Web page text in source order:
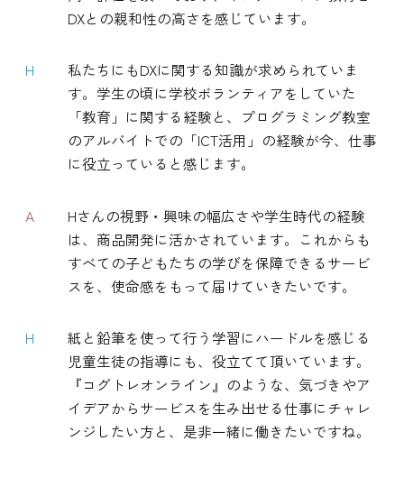
DXとの親和性の高さを感じています。
H
私たちにもDXに関する知識が求められていま
す。学生の頃に学校ボランティアをしていた
「教育」に関する経験と、プログラミング教室
のアルバイトでの「ICT活用」の経験が今、仕事
に役立っていると感じます。
A
Hさんの視野・興味の幅広さや学生時代の経験
は、商品開発に活かされています。これからも
すべての子どもたちの学びを保障できるサービ
スを、使命感をもって届けていきたいです。
H
紙と鉛筆を使って行う学習にハードルを感じる
児童生徒の指導にも、役立てて頂いています。
『コグトレオンライン』のような、気づきやア
イデアからサービスを生み出せる仕事にチャレ
ンジしたい方と、是非一緒に働きたいですね。